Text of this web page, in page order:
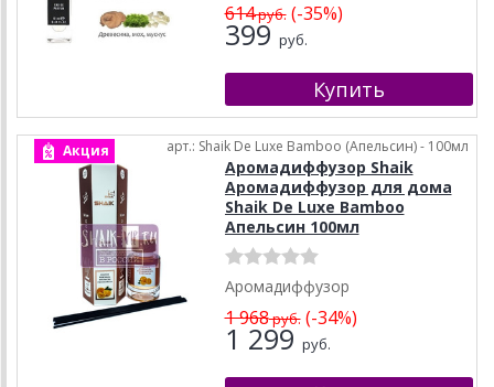
614руб.(-35%)
399 руб.
Акция арт.: Shaik De Luxe Bamboo (Апельсин) - 100мл
Аромадиффузор Shaik
Аромадиффузор для дома
Shaik De Luxe Bamboo
Апельсин 100мл
Аромадиффузор
1 968руб.(-34%)
1 299 руб.